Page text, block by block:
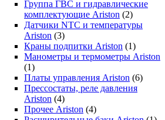
Группа ГВС и гидравлические
комплектующие Ariston (2)
Датчики NTC и температуры
Ariston (3)
Краны подпитки Ariston (1)
Манометры и термометры Ariston
(1)
Платы управления Ariston (6)
Прессостаты, реле давления
Ariston (4)
Прочее Ariston (4)